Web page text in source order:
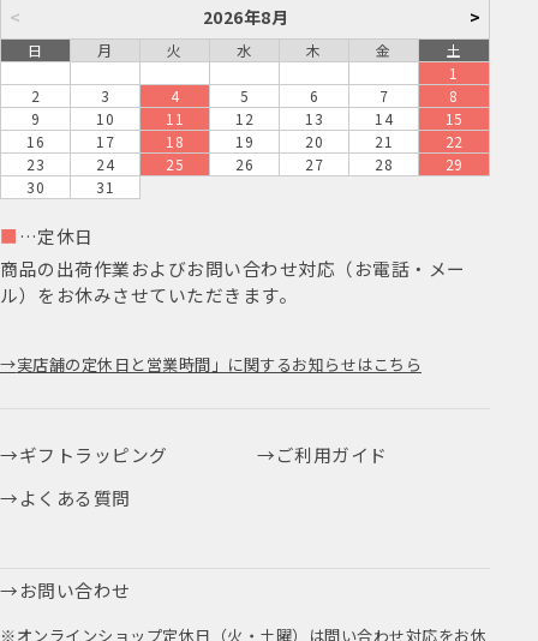
< 2026年8月 >
日 月 火 水 木 金
土
1
2
3 4 5 6 7
8
9
10 11 12 13 14
15
16
17 18 19 20 21
22
23
24 25 26 27 28
29
30
31
■ …定休日
商品の出荷作業およびお問い合わせ対応（お電話・メー
ル）をお休みさせていただきます。
実店舗の定休日と営業時間」に関するお知らせはこちら
ギフトラッピング
ご利用ガイド
よくある質問
お問い合わせ
※オンラインショップ定休日（火・土曜）は問い合わせ対応をお休